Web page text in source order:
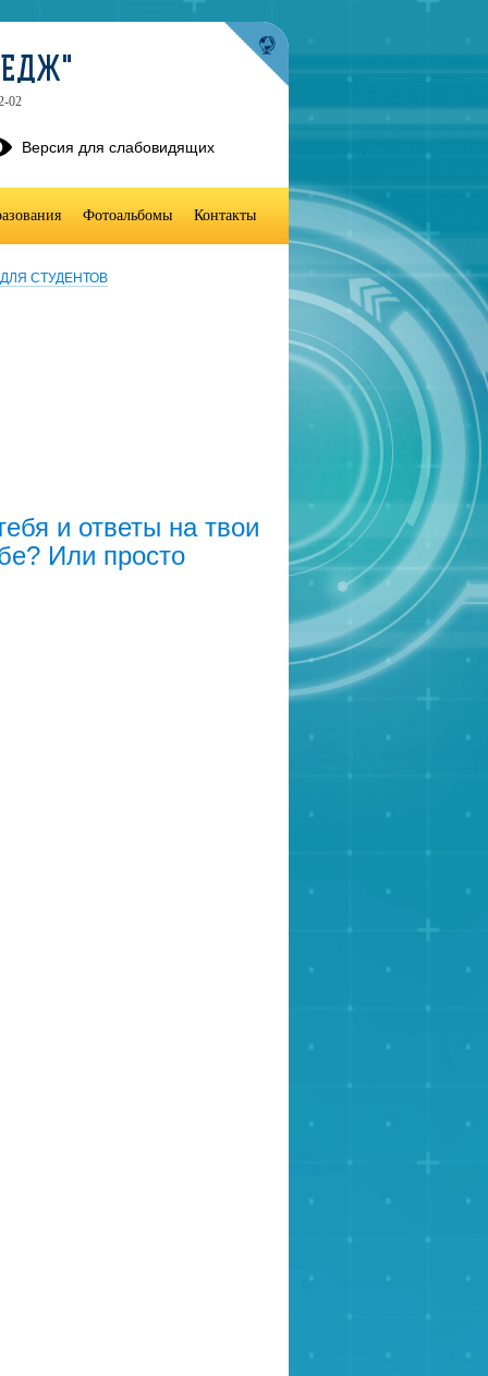
ДЛЯ СТУДЕНТОВ
и ответы на твои
Или просто
02
Версия для слабовидящих
Фотоальбомы Контакты